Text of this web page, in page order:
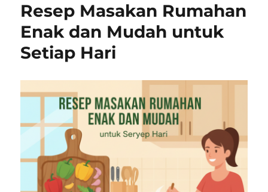
Resep Masakan Rumahan
Enak dan Mudah untuk
Setiap Hari